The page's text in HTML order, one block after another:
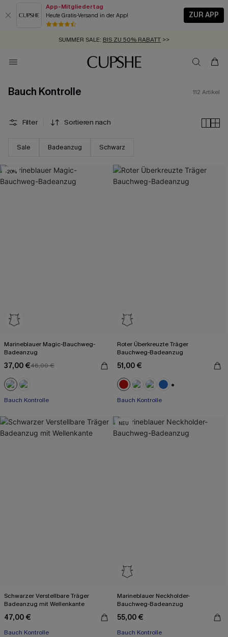
App-Mitgliedertag
Heute Gratis-Versand in der App! ZUR APP
GRATIS MASSBAND MIT JEDEM SCHNELLVERSAND-ARTIKEL >>
SUMMER SALE:
ZUM NEWSLETTER:BIS ZU -20% EXTRA ERHALTEN
KOSTENLOSER VERSAND AB 89 €
Bauch Kontrolle 112 Artikel
Filter Sortieren nach
Sale Badeanzug Schwarz
-20%
Marineblauer Magic-Bauchweg-
Badeanzug
37,00 €46,00 €
Bauch Kontrolle
Roter Überkreuzte Träger
Bauchweg-Badeanzug
51,00 €
Bauch Kontrolle
Schwarzer Verstellbare Träger
Badeanzug mit Wellenkante
47,00 €
Bauch Kontrolle
NEU
Marineblauer Neckholder-
Bauchweg-Badeanzug
55,00 €
Bauch Kontrolle